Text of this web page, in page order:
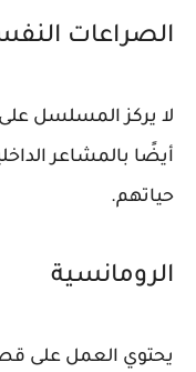
الصراعات
لا يركز المسلسل
أيضًا بالمشاعر
حياتهم.
الرومانسية
يحتوي العمل على